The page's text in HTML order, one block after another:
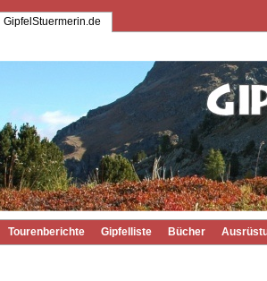
GipfelStuermerin.de
Tourenberichte Gipfelliste Bücher